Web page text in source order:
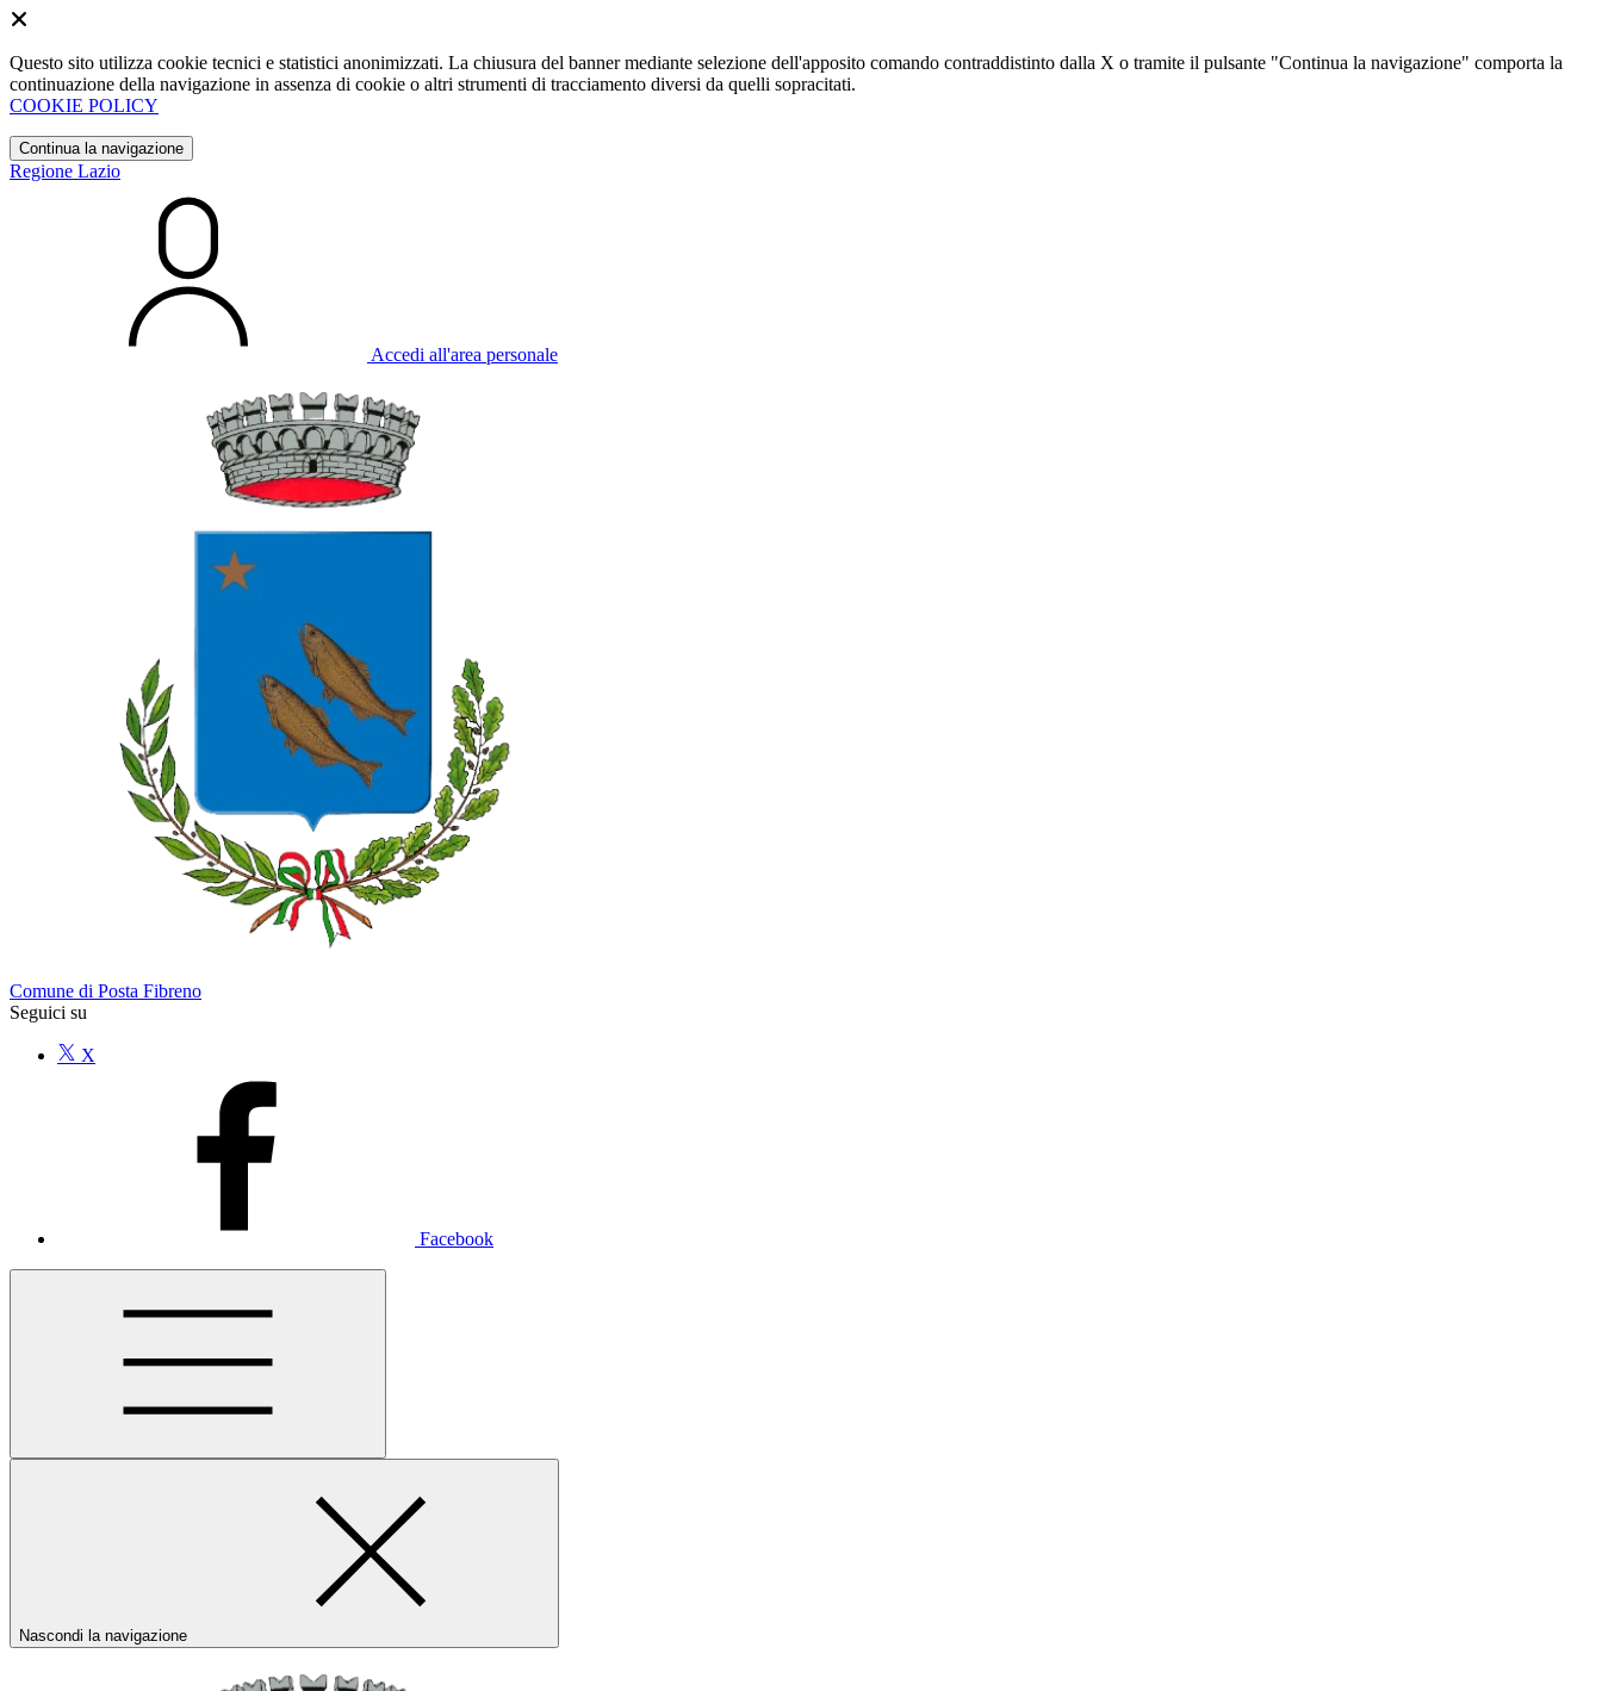
Questo sito utilizza cookie tecnici e statistici anonimizzati. La chiusura del banner mediante selezione dell'apposito comando contraddistinto dalla X o tramite il pulsante "Continua la navigazione" comporta la
continuazione della navigazione in assenza di cookie o altri strumenti di tracciamento diversi da quelli sopracitati.
COOKIE POLICY
Continua la navigazione
Regione Lazio
Accedi all'area personale
Comune di Posta Fibreno
Seguici su
X
Facebook
Nascondi la navigazione